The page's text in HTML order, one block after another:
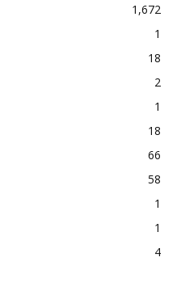
1,672
1
18
2
1
18
66
58
1
1
4